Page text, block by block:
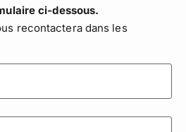
ci-dessous.
recontactera dans les